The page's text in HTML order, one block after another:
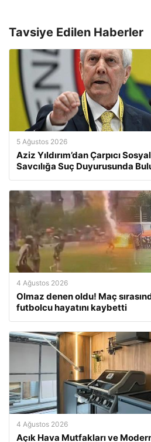
Tavsiye Edilen Haberler
5 Ağustos 2026
Aziz Yıldırım’dan Çarpıcı
Savcılığa Suç Duyurusunda
4 Ağustos 2026
Olmaz denen oldu! Maç
futbolcu hayatını kaybetti
4 Ağustos 2026
Açık Hava Mutfakları ve